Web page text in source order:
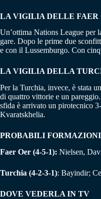
LA VIGILIA DELLE FAER
Un’ottima Nations League per
gare. Dopo le prime due
e con il Lussemburgo. Con
LA VIGILIA DELLA
Per la Turchia, invece, è stata
di quattro vittorie e un
sfida è arrivato un pirotecnico
Kvaratskhelia.
PROBABILI
Faer Oer (4-5-1): Nielsen,
Turchia (4-2-3-1): Bayindir;
DOVE VEDERLA IN TV